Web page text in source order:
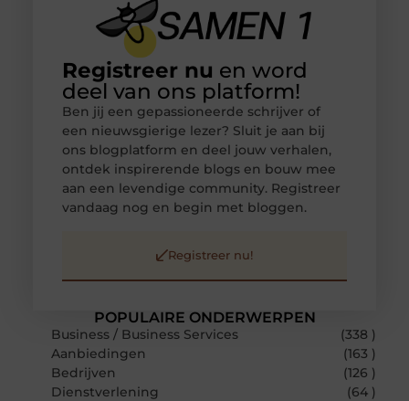
POPULAIRE ONDERWERPEN
Business / Business Services
(338 )
Aanbiedingen
(163 )
Bedrijven
(126 )
Dienstverlening
(64 )
Registreer nu en word
deel van ons platform!
Ben jij een gepassioneerde schrijver of
een nieuwsgierige lezer? Sluit je aan bij
ons blogplatform en deel jouw verhalen,
ontdek inspirerende blogs en bouw mee
aan een levendige community. Registreer
vandaag nog en begin met bloggen.
Registreer nu!